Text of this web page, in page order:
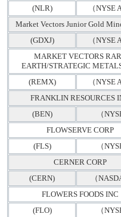
(NLR)
（NYSE
Market Vectors Junior Gold
(GDXJ)
（NYSE
MARKET VECTORS
EARTH/STRATEGIC
(REMX)
（NYSE
FRANKLIN RESOURCES
(BEN)
（
FLOWSERVE CORP
(FLS)
（
CERNER CORP
(CERN)
（
FLOWERS FOODS INC
(FLO)
（